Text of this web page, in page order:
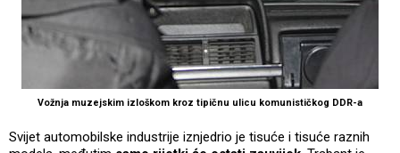
Vožnja muzejskim izloškom kroz tipičnu ulicu komunističkog DDR-a
Svijet automobilske industrije iznjedrio je tisuće i tisuće raznih